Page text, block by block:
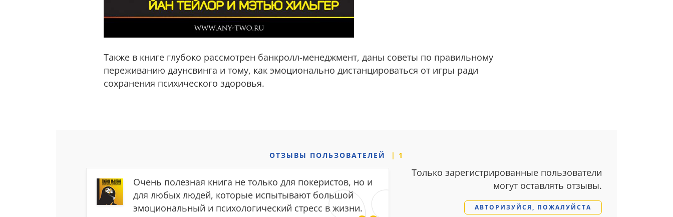
Также в книге глубоко рассмотрен банкролл-менеджмент, даны советы по правильному
переживанию даунсвинга и тому, как эмоционально дистанцироваться от игры ради
сохранения психического здоровья.
ОТЗЫВЫ ПОЛЬЗОВАТЕЛЕЙ 1
Очень полезная книга не только для покеристов, но и
для любых людей, которые испытывают большой
эмоциональный и психологический стресс в жизни.
Только зарегистрированные пользователи
могут оставлять отзывы.
АВТОРИЗУЙСЯ, ПОЖАЛУЙСТА